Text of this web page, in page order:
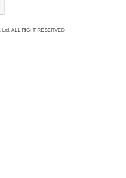
ALL RIGHT RESERVED